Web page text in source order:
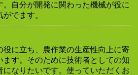
自分が開発に関わった機械が役に
でます。
に立ち、農作業の生産性向上に寄
す。そのために技術者としての知
なりたいです。使っていただくお